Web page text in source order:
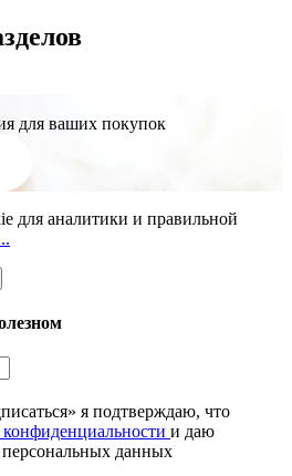
для ваших покупок
для аналитики и правильной
я подтверждаю, что
и даю
персональных данных